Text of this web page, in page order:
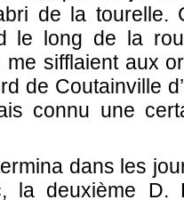
de la tourelle.
le long de la
sifflaient aux
de Coutainville
connu une
dans les
la deuxième D.